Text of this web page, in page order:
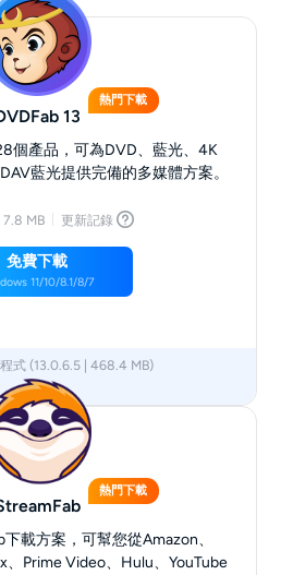
13
熱門下載
個產品，可為DVD、藍光、4K
藍光提供完備的多媒體方案。
7.8 MB 更新記錄
免費下載
11/10/8.1/8/7
式 (13.0.6.5 | 468.4 MB)
x64
熱門下載
載方案，可幫您從Amazon、
Prime Video、Hulu、YouTube